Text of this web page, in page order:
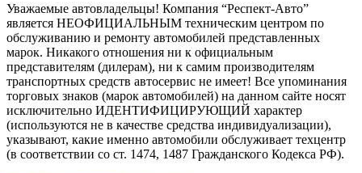
Уважаемые автовладельцы! Компания “Респект-Авто”
является НЕОФИЦИАЛЬНЫМ техническим центром по
обслуживанию и ремонту автомобилей представленных
марок. Никакого отношения ни к официальным
представителям (дилерам), ни к самим производителям
транспортных средств автосервис не имеет! Все упоминания
торговых знаков (марок автомобилей) на данном сайте носят
исключительно ИДЕНТИФИЦИРУЮЩИЙ характер
(используются не в качестве средства индивидуализации),
указывают, какие именно автомобили обслуживает техцентр
(в соответствии со ст. 1474, 1487 Гражданского Кодекса РФ).